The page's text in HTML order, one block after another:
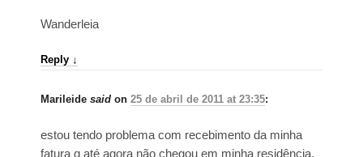
Wanderleia
Reply ↓
Marileide said on 25 de abril de 2011 at 23:35:
estou tendo problema com recebimento da minha
fatura q até agora não chegou em minha residência,